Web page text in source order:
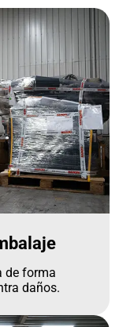
de forma
daños.